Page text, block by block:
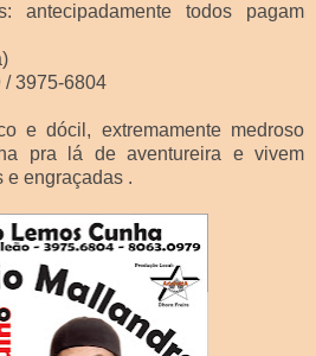
antecipadamente todos pagam
/ 3975-6804
e dócil, extremamente medroso
pra lá de aventureira e vivem
e engraçadas .